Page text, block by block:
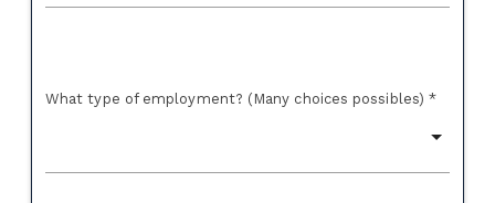
What type of employment? (Many choices possibles) *